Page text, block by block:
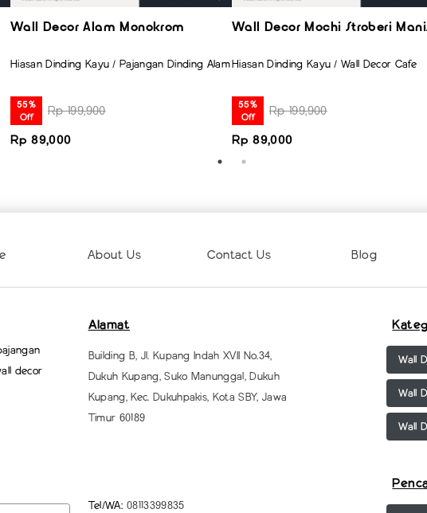
Wall Decor Alam Monokrom
Hiasan Dinding Kayu / Pajangan Dinding Alam
55%
Off
Rp 199,900
Rp 89,000
Wall Decor Mochi Stroberi
Hiasan Dinding Kayu / Wall Decor Cafe
55%
Off
Rp 199,900
Rp 89,000
About Us Contact Us Blog
decor
Alamat
Building B, Jl. Kupang Indah XVII No.34,
Dukuh Kupang, Suko Manunggal, Dukuh
Kupang, Kec. Dukuhpakis, Kota SBY, Jawa
Timur 60189
Tel/WA: 08113399835
Wall
Wall
Wall